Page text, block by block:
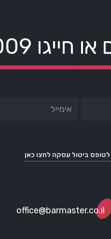
חייגו
לטופס ביטול עסקה לחצו כאן
office@barmaster.co.il